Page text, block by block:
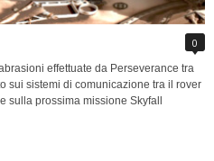
0
effettuate da Perseverance tra
sui sistemi di comunicazione tra il rover
sulla prossima missione Skyfall